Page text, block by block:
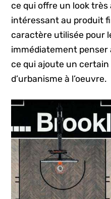
ce qui offre un look
intéressant au produit
caractère utilisée pour
immédiatement
ce qui ajoute un
d’urbanisme à l’oeuvre.